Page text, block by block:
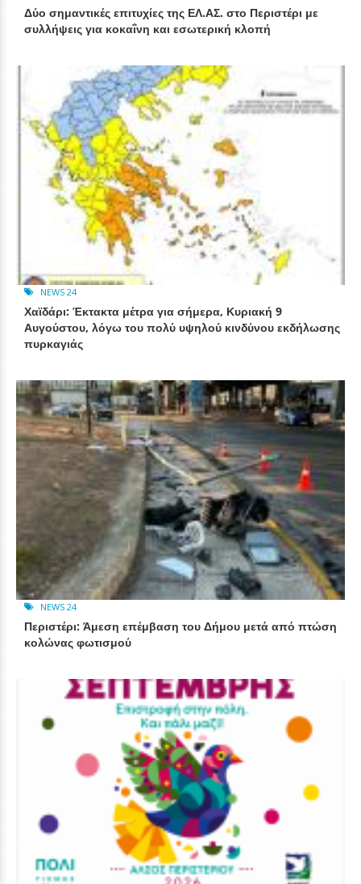
Δύο σημαντικές επιτυχίες της ΕΛ.ΑΣ. στο Περιστέρι με
συλλήψεις για κοκαΐνη και εσωτερική κλοπή
NEWS 24
Χαϊδάρι: Έκτακτα μέτρα για σήμερα, Κυριακή 9
Αυγούστου, λόγω του πολύ υψηλού κινδύνου εκδήλωσης
πυρκαγιάς
NEWS 24
Περιστέρι: Άμεση επέμβαση του Δήμου μετά από πτώση
κολώνας φωτισμού